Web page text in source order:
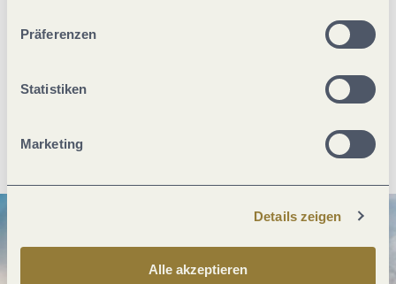
Präferenzen
Statistiken
Marketing
Details zeigen
Alle akzeptieren
PDF erzeugen